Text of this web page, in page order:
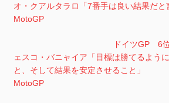
オ・クアルタラロ「7番手は良い結果だと
MotoGP
ドイツGP 6
ェスコ・バニャイア「目標は勝てるよう
と、そして結果を安定させること」
MotoGP